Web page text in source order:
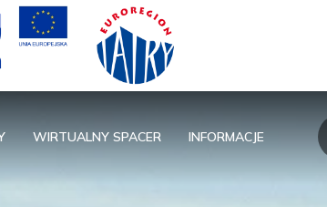
WIRTUALNY SPACER INFORMACJE